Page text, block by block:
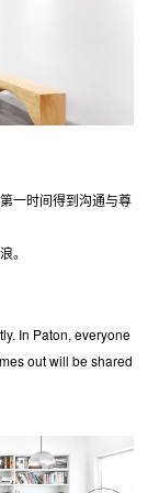
一时间得到沟通与尊
。
In Paton, everyone
out will be shared